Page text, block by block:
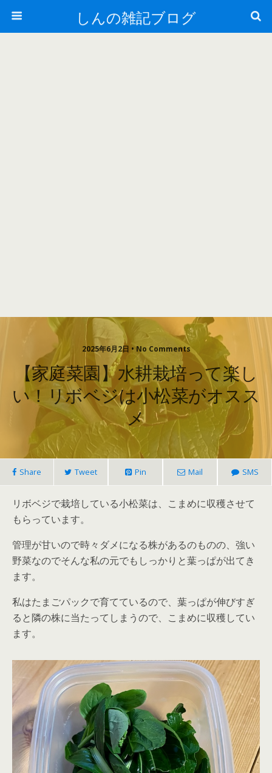
しんの雑記ブログ
2025年6月2日 • No Comments
【家庭菜園】水耕栽培って楽し
い！リボベジは小松菜がオスス
メ
Share Tweet Pin Mail SMS
リボベジで栽培している小松菜は、こまめに収穫させて
もらっています。
管理が甘いので時々ダメになる株があるのものの、強い
野菜なのでそんな私の元でもしっかりと葉っぱが出てき
ます。
私はたまごパックで育てているので、葉っぱが伸びすぎ
ると隣の株に当たってしまうので、こまめに収穫してい
ます。